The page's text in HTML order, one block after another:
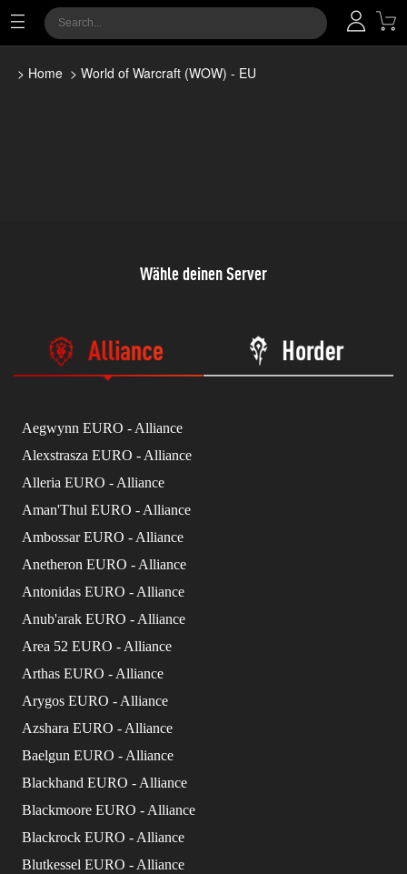
> Home > World of Warcraft (WOW) - EU
Wähle deinen Server
Aegwynn EURO - Alliance
Alexstrasza EURO - Alliance
Alleria EURO - Alliance
Aman'Thul EURO - Alliance
Ambossar EURO - Alliance
Anetheron EURO - Alliance
Antonidas EURO - Alliance
Anub'arak EURO - Alliance
Area 52 EURO - Alliance
Arthas EURO - Alliance
Arygos EURO - Alliance
Azshara EURO - Alliance
Baelgun EURO - Alliance
Blackhand EURO - Alliance
Blackmoore EURO - Alliance
Blackrock EURO - Alliance
Blutkessel EURO - Alliance